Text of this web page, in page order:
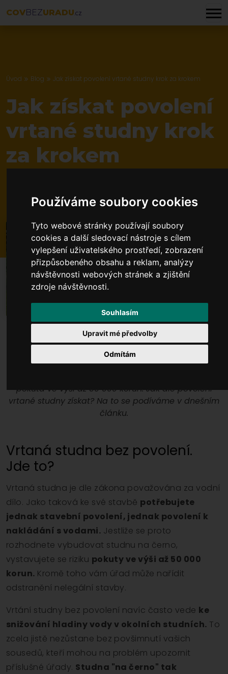
Používáme soubory cookies
Tyto webové stránky používají soubory
cookies a další sledovací nástroje s cílem
vylepšení uživatelského prostředí, zobrazení
přizpůsobeného obsahu a reklam, analýzy
návštěvnosti webových stránek a zjištění
zdroje návštěvnosti.
Souhlasím
Odmítám
Upravit mé předvolby
COVBEZURADU .CZ
Úvod Blog Jak získat povolení vrtané studny krok za krokem
Jak získat povolení
vrtané studny krok
za krokem
Publikováno: 07. 11. 2021
Vrtaná studna je dle zákona považována za vodní
dílo, které je třeba povolit na stavebním a
pokuta ve výši až 50 000 korun. Jak ale povolení
vrtané studny získat? Na to se podíváme v dnešním
článku.
Vrtaná studna bez povolení.
Jde to?
Vrtaná studna je dle zákona považována za vodní
dílo. Jako taková ke své stavbě potřebujete
jednak stavební povolení, jednak povolení k
nakládání s vodami. Jestliže se proto
rozhodnete vybudovat studnu na černo,
vystavujete se riziku pokuty ve výši až 50 000
korun. Kromě toho vám úřad může nařídit
odstranění nelegální stavby.
Vrtání studny bez povolení navíc často vede ke
snižování hladiny vody v okolních studních. To
zcela jistě nezůstane bez povšimnutí vašich
sousedů, kteří mohou na problém upozornit
příslušné úřady. Studna "na černo" tak